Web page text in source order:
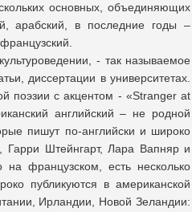
основных, объединяющих
арабский, в последние годы –
- так называемое
диссертации в университетах.
поэзии с акцентом - «Stranger at
английский – не родной
пишут по-английски и широко
Гарри Штейнгарт, Лара Вапняр и
французском, есть несколько
публикуются в американской
Ирландии, Новой Зеландии: